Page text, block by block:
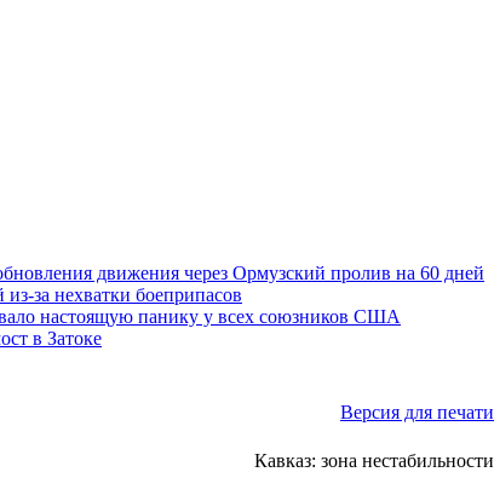
движения через Ормузский пролив на 60 дней
за нехватки боеприпасов
настоящую панику у всех союзников США
в Затоке
Версия для печати
Кавказ: зона нестабильности